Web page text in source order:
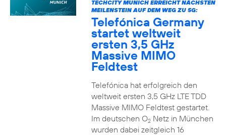
TECHCITY MUNICH ERREICHT NÄCHSTEN
MEILENSTEIN AUF DEM WEG ZU 5G:
Telefónica Germany
startet weltweit
ersten 3,5 GHz
Massive MIMO
Feldtest
Telefónica hat erfolgreich den
weltweit ersten 3,5 GHz LTE TDD
Massive MIMO Feldtest gestartet.
Im deutschen O2Netz in München
wurden dabei zeitgleich 16